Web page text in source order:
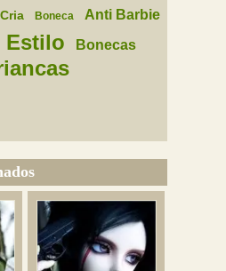
Cria Boneca Anti Barbie
Estilo Bonecas